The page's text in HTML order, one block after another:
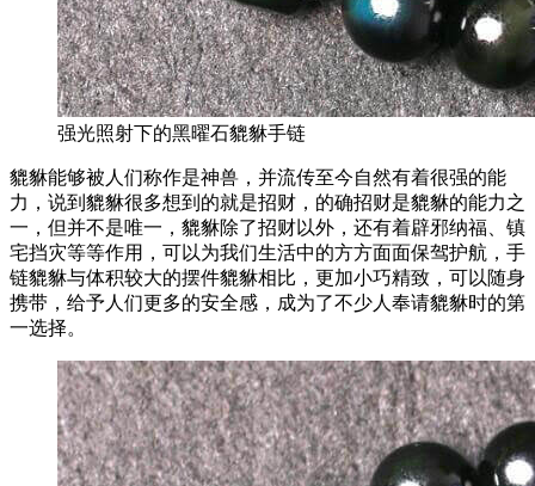
强光照射下的黑曜石貔貅手链
貔貅能够被人们称作是神兽，并流传至今自然有着很强的能
力，说到貔貅很多想到的就是招财，的确招财是貔貅的能力之
一，但并不是唯一，貔貅除了招财以外，还有着辟邪纳福、镇
宅挡灾等等作用，可以为我们生活中的方方面面保驾护航，手
链貔貅与体积较大的摆件貔貅相比，更加小巧精致，可以随身
携带，给予人们更多的安全感，成为了不少人奉请貔貅时的第
一选择。